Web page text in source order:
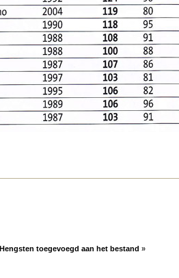
toegevoegd aan het bestand »